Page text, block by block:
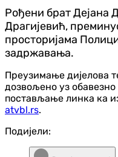
Рођени брат Дејана
Драгијевић,
просторијама
задржавања.
Преузимање дијелова
дозвољено уз
постављање линка ка
atvbl.rs.
Подијели: